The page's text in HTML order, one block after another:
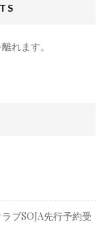
れます。
ブSOJA先行予約受